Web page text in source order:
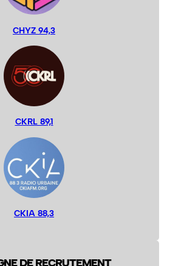
CHYZ 94,3
CKRL 89,1
CKIA 88,3
DE RECRUTEMENT